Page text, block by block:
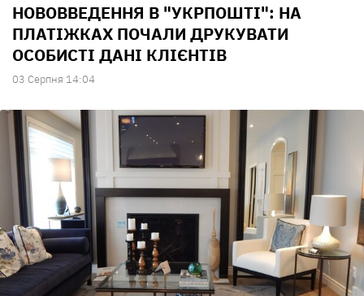
НОВОВВЕДЕННЯ В "УКРПОШТІ": НА
ПЛАТІЖКАХ ПОЧАЛИ ДРУКУВАТИ
ОСОБИСТІ ДАНІ КЛІЄНТІВ
03 Серпня 14:04